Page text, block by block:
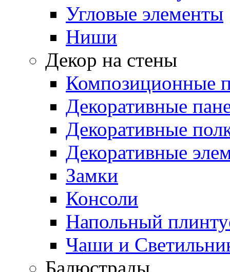
Угловые элементы
Ниши
Декор на стены
Композиционные
Декоративные
Декоративные
Декоративные
Замки
Консоли
Напольный
Чаши и